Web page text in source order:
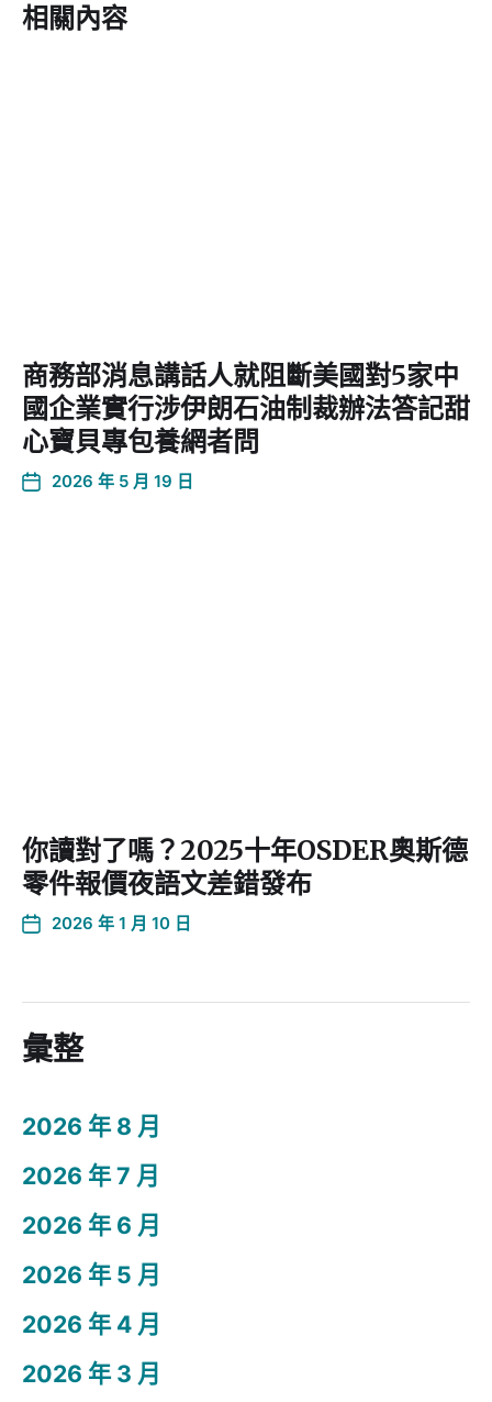
相關內容
商務部消息講話人就阻斷美國對5家中
國企業實行涉伊朗石油制裁辦法答記甜
心寶貝專包養網者問
2026 年 5 月 19 日
你讀對了嗎？2025十年OSDER奧斯德
零件報價夜語文差錯發布
2026 年 1 月 10 日
彙整
2026 年 8 月
2026 年 7 月
2026 年 6 月
2026 年 5 月
2026 年 4 月
2026 年 3 月